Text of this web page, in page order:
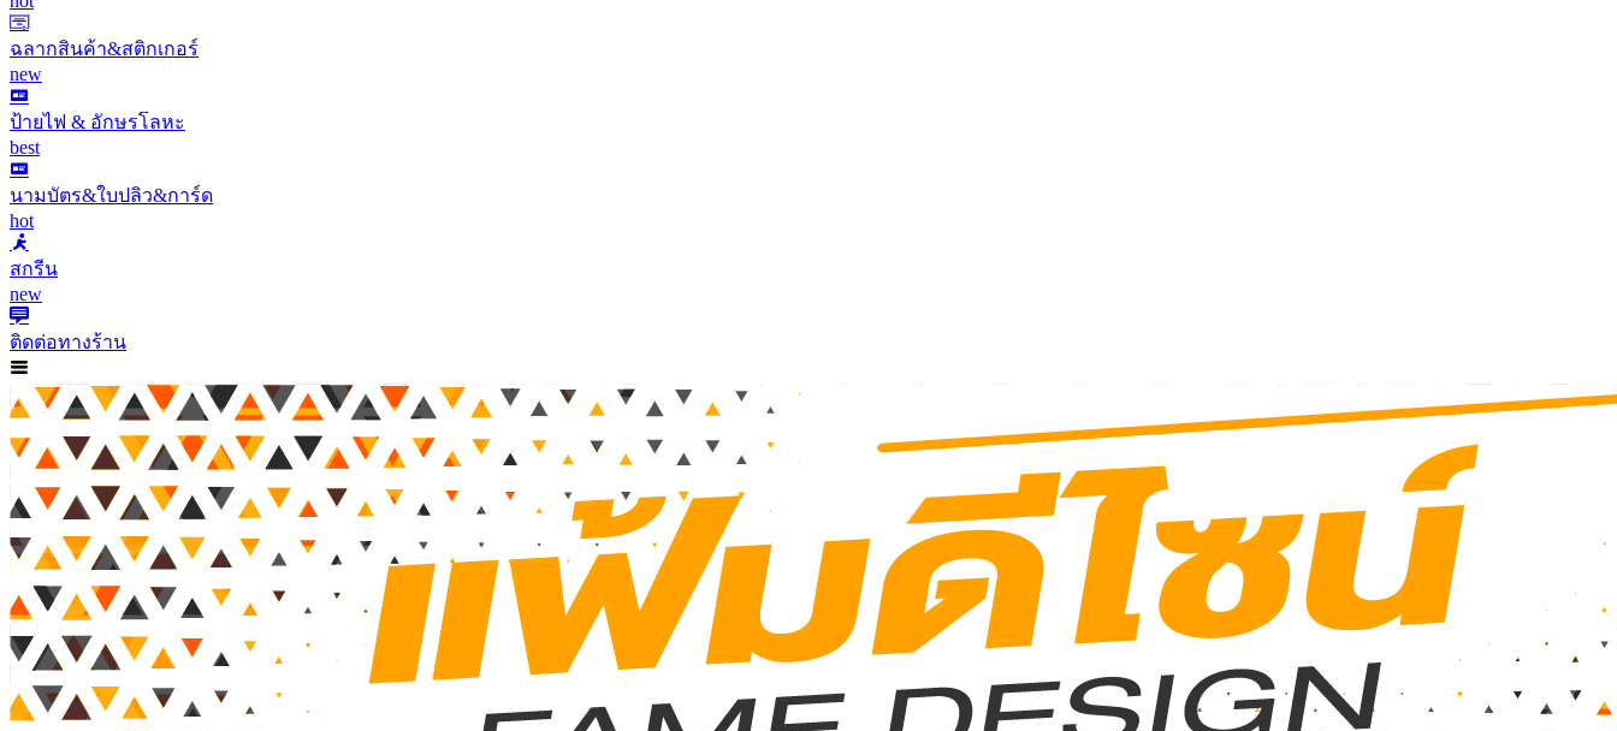
ฉลากสินค้า&สติกเกอร์
new
ป้ายไฟ & อักษรโลหะ
best
นามบัตร&ใบปลิว&การ์ด
hot
สกรีน
new
ติดต่อทางร้าน